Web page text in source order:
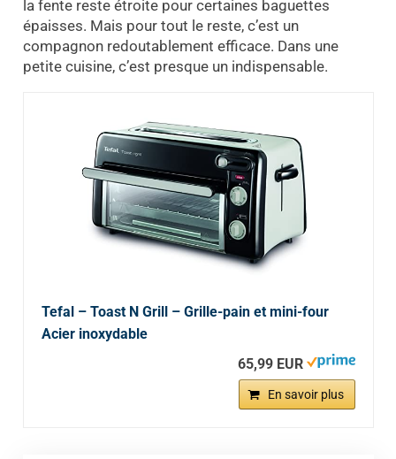
la fente reste étroite pour certaines baguettes
épaisses. Mais pour tout le reste, c’est un
compagnon redoutablement efficace. Dans une
petite cuisine, c’est presque un indispensable.
Tefal – Toast N Grill – Grille-pain et mini-four
Acier inoxydable
65,99 EUR
En savoir plus